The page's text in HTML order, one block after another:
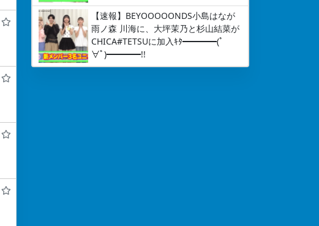
【速報】BEYOOOOONDS小島はなが
雨ノ森 川海に、大坪茉乃と杉山結菜が
CHICA#TETSUに加入ｷﾀ━━━━(ﾟ
∀ﾟ)━━━━!!